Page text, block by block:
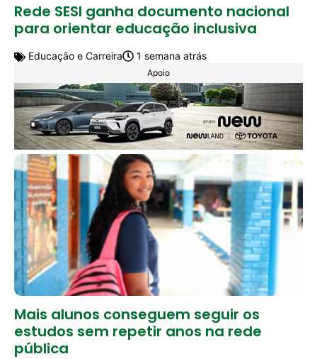
Rede SESI ganha documento nacional
para orientar educação inclusiva
Educação e Carreira 1 semana atrás
Apoio
Mais alunos conseguem seguir os
estudos sem repetir anos na rede
pública